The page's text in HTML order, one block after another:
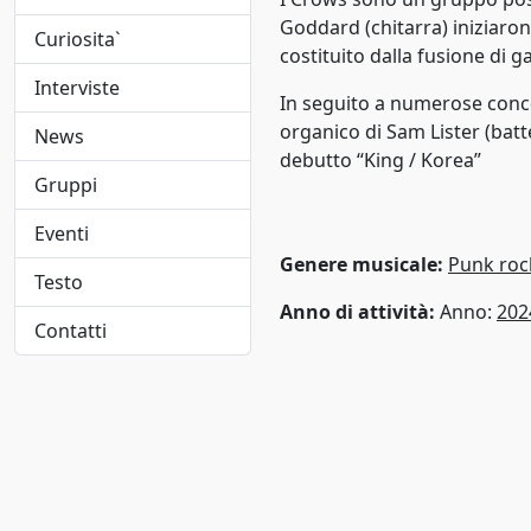
Folk
Folk pop
Folk rock
Funk
Funk metal
Hard rock
Hip-hop/Rap
indie
1948
1949
1950
1951
1952
1953
1954
1955
Curiosita`
Interviste
News
Gruppi
Eventi
Testo
Contatti
Goddard (chitarra)
costituito dalla fusione di
In seguito a numerose
organico di Sam Lister
debutto “King / Korea”
Genere musicale: Punk
Anno di attività: Anno: